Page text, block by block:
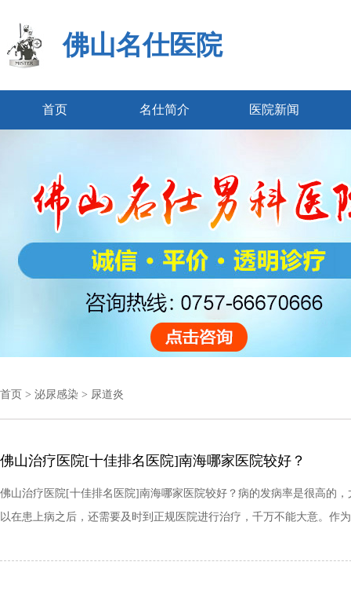
佛山名仕医院
首页 名仕简介 医院新闻
首页 > 泌尿感染 > 尿道炎
佛山治疗医院[十佳排名医院]南海哪家医院较好？
佛山治疗医院[十佳排名医院]南海哪家医院较好？病的发病率是很高的
以在患上病之后，还需要及时到正规医院进行治疗，千万不能大意。